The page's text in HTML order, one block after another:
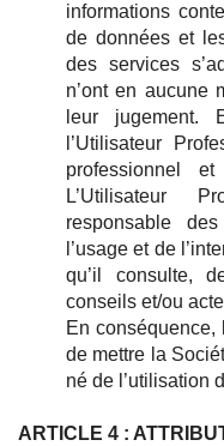
informations
de données et
des services
n’ont en aucune
leur jugement.
l’Utilisateur
professionnel
L’Utilisateur
responsable
l’usage et de
qu’il consulte,
conseils et/ou
En conséquence,
de mettre la
né de l’utilisation
ARTICLE 4 :